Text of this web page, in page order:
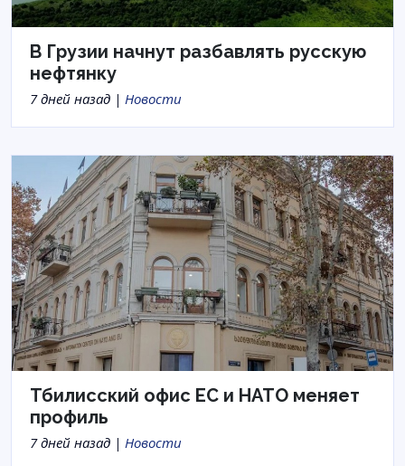
В Грузии начнут разбавлять русскую
нефтянку
7 дней назад | Новости
Тбилисский офис ЕС и НАТО меняет
профиль
7 дней назад | Новости